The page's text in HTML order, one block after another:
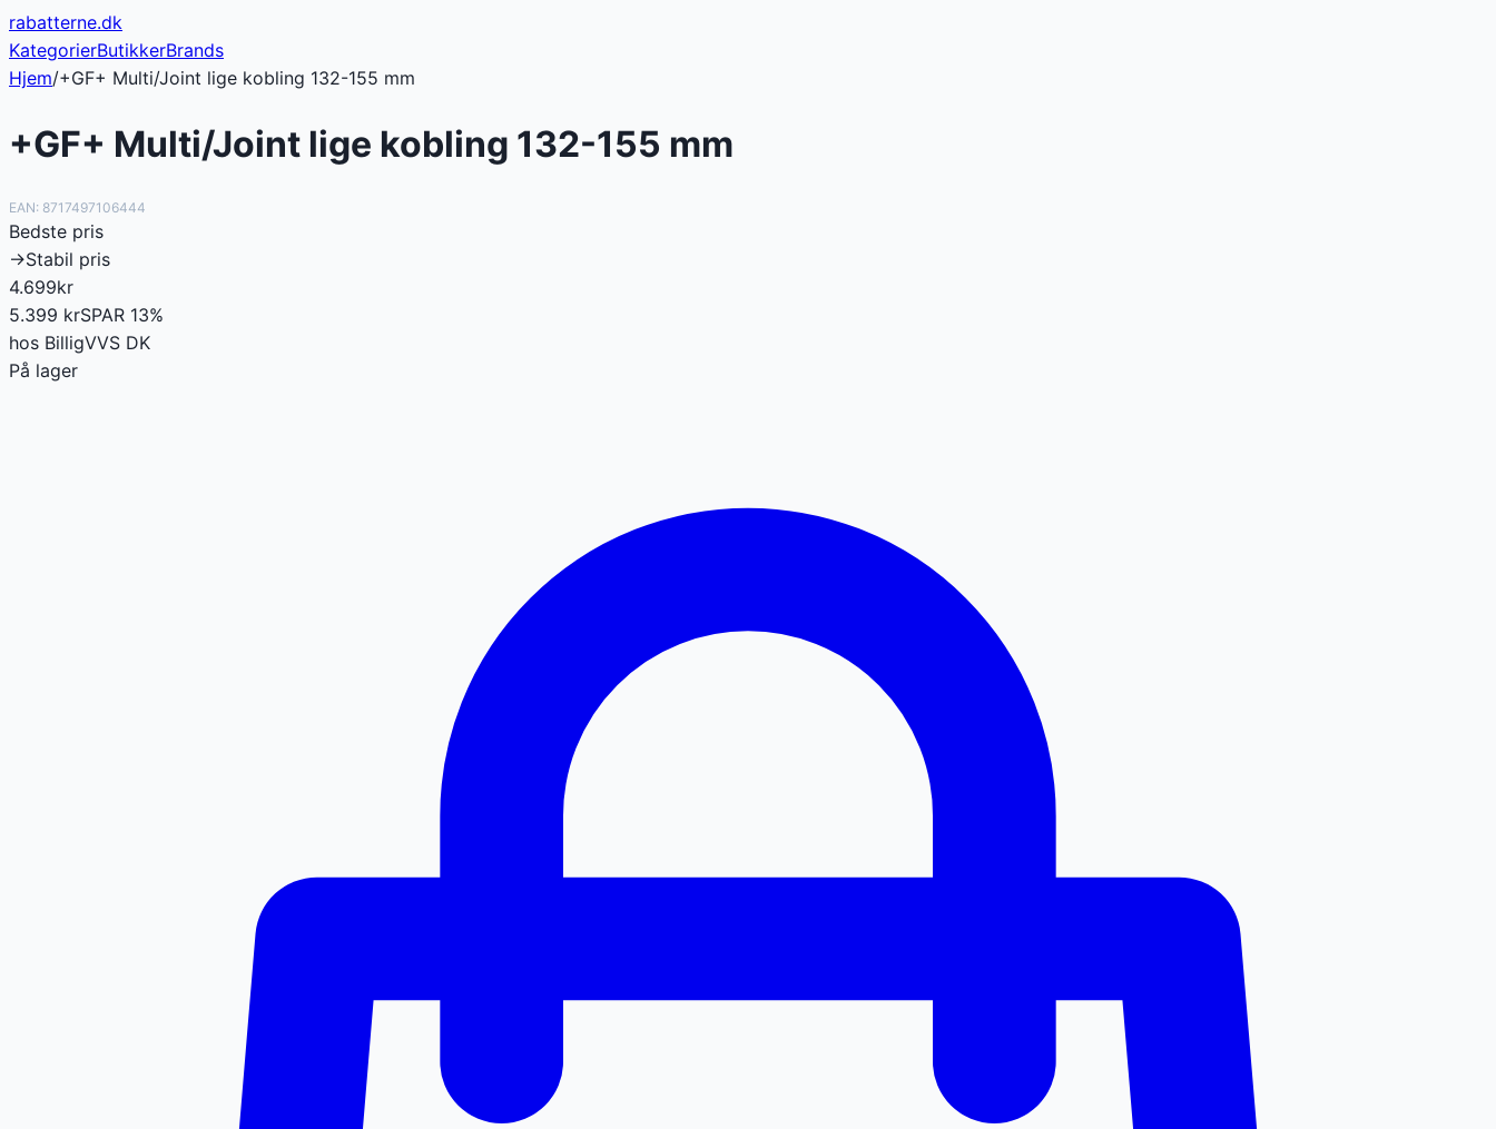
rabatterne.dk
KategorierButikkerBrands
Hjem/+GF+ Multi/Joint lige kobling 132-155 mm
+GF+ Multi/Joint lige kobling 132-155 mm
EAN: 8717497106444
Bedste pris
→Stabil pris
4.699kr
5.399 krSPAR 13%
hos BilligVVS DK
På lager